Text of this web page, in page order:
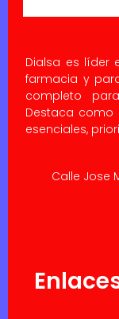
Dialsa es líder
farmacia y
completo
Destaca como
esenciales,
Calle Jose